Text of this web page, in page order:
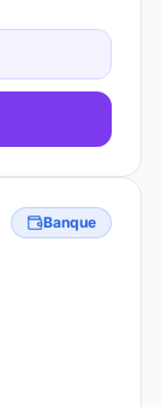
Banque